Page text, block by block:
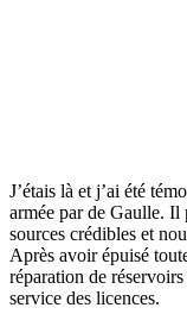
J’étais là et j’ai été
armée par de Gaulle. Il
sources crédibles et
Après avoir épuisé
réparation de
service des licences.